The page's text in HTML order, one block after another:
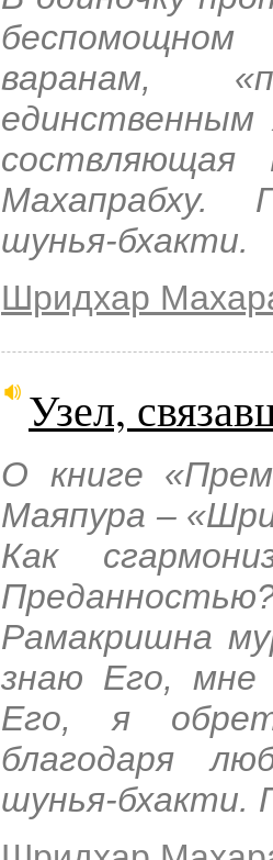
беспомощном
варанам,
единственным
Махапрабху.
шунья-бхакти.
Шридхар
Узел,
О книге
Маяпура –
Как
Рамакришна
знаю Его, мне
Его, я
благодаря
шунья-бхакти.